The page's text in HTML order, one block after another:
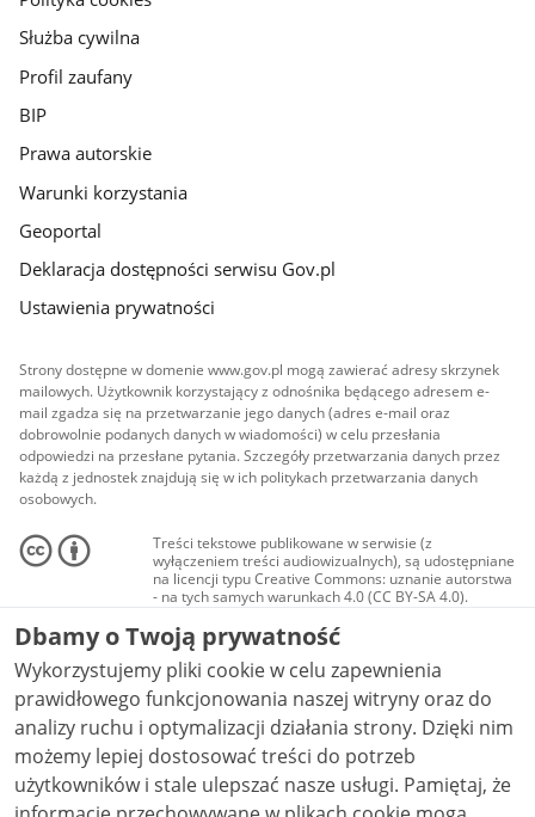
Służba cywilna
Profil zaufany
BIP
Prawa autorskie
Warunki korzystania
Geoportal
Deklaracja dostępności serwisu Gov.pl
Ustawienia prywatności
Strony dostępne w domenie www.gov.pl mogą zawierać adresy skrzynek
mailowych. Użytkownik korzystający z odnośnika będącego adresem e-
mail zgadza się na przetwarzanie jego danych (adres e-mail oraz
dobrowolnie podanych danych w wiadomości) w celu przesłania
odpowiedzi na przesłane pytania. Szczegóły przetwarzania danych przez
każdą z jednostek znajdują się w ich politykach przetwarzania danych
osobowych.
Treści tekstowe publikowane w serwisie (z
wyłączeniem treści audiowizualnych), są udostępniane
na licencji typu Creative Commons: uznanie autorstwa
- na tych samych warunkach 4.0 (CC BY-SA 4.0).
Materiały audiowizualne, w tym zdjęcia, materiały
audio i wideo, są udostępniane na licencji typu
Creative Commons: uznanie autorstwa użycie
niekomercyjne - bez utworów zależnych 4.0 (CC BY-
NC-ND 4.0), o ile nie jest to stwierdzone inaczej.
Dbamy o Twoją prywatność
Wykorzystujemy pliki cookie w celu zapewnienia
prawidłowego funkcjonowania naszej witryny oraz do
analizy ruchu i optymalizacji działania strony. Dzięki nim
możemy lepiej dostosować treści do potrzeb
użytkowników i stale ulepszać nasze usługi. Pamiętaj, że